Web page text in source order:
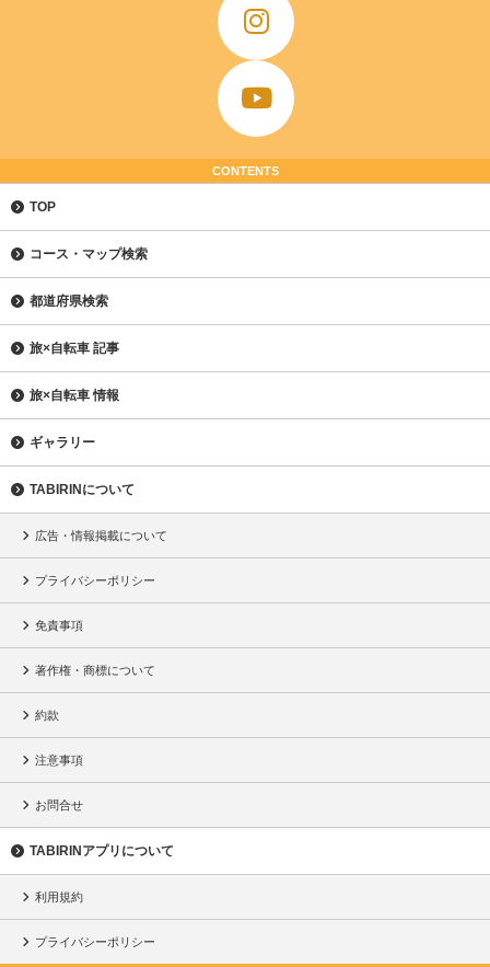
CONTENTS
TOP
コース・マップ検索
都道府県検索
旅×自転車 記事
旅×自転車 情報
ギャラリー
TABIRINについて
広告・情報掲載について
プライバシーポリシー
免責事項
著作権・商標について
約款
注意事項
お問合せ
TABIRINアプリについて
利用規約
プライバシーポリシー